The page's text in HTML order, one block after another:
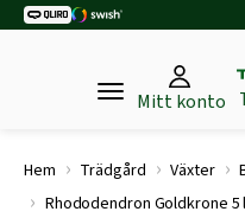
Mitt konto
Hem › Trädgård › Växter ›
› Rhododendron Goldkrone 5 l